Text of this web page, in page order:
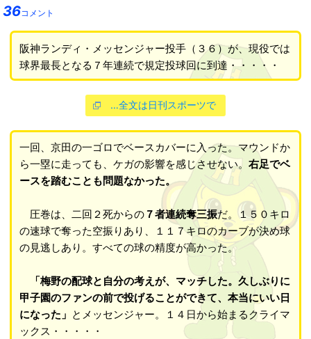
36コメント
阪神ランディ・メッセンジャー投手（３６）が、現役では
球界最長となる７年連続で規定投球回に到達・・・・・
…全文は日刊スポーツで
一回、京田の一ゴロでベースカバーに入った。マウンドか
ら一塁に走っても、ケガの影響を感じさせない。 右足でベ
ースを踏むことも問題なかった。
圧巻は、二回２死からの７者連続奪三振だ。１５０キロ
の速球で奪った空振りあり、１１７キロのカーブが決め球
の見逃しあり。すべての球の精度が高かった。
「梅野の配球と自分の考えが、マッチした。久しぶりに
甲子園のファンの前で投げることができて、本当にいい日
になった」 とメッセンジャー。１４日から始まるクライマ
ックス・・・・・